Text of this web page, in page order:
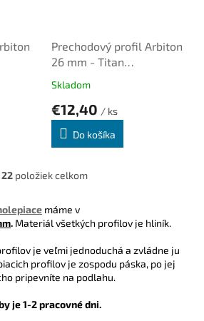
Prechodový profil Arbiton
26 mm - Titan
samolepiaci vyrovnávací
Skladom
€12,40 / ks
Do košíka
O
l
á
a
c
i
p
22položiek celkom
máme v
. Materiál všetkých profilov je hliník.
je veľmi jednoduchá a zvládne ju
profilov je zospodu páska, po jej
pripevníte na podlahu.
je 1-2 pracovné dni.